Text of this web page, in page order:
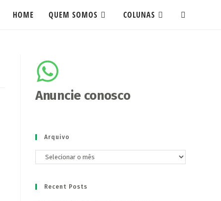
HOME QUEM SOMOS COLUNAS
Anuncie conosco
Arquivo
Recent Posts